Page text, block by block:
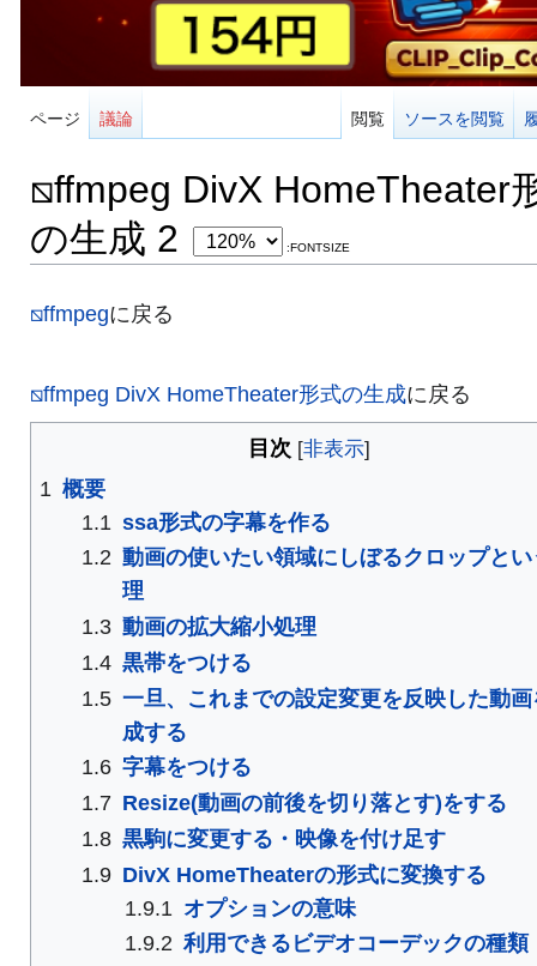
ページ 議論 閲覧 ソースを閲覧
⧅ffmpeg DivX HomeTheater
の生成 2
:FONTSIZE
⧅ffmpegに戻る
⧅ffmpeg DivX HomeTheater形式の生成に戻る
目次
1 概要
1.1 ssa形式の字幕を作る
1.2 動画の使いたい領域にしぼるクロップと
理
1.3 動画の拡大縮小処理
1.4 黒帯をつける
1.5 一旦、これまでの設定変更を反映した動
成する
1.6 字幕をつける
1.7 Resize(動画の前後を切り落とす)をする
1.8 黒駒に変更する・映像を付け足す
1.9 DivX HomeTheaterの形式に変換する
1.9.1 オプションの意味
1.9.2 利用できるビデオコーデックの種類